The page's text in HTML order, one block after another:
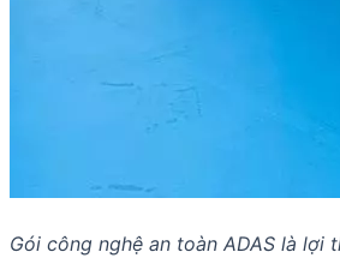
Gói công nghệ an toàn ADAS là lợi